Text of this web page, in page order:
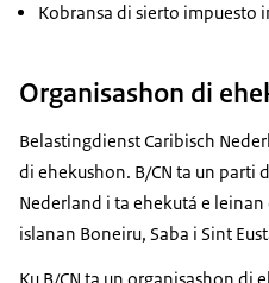
Kobransa di sierto impuesto
Organisashon di
Belastingdienst Caribisch
di ehekushon. B/CN ta un parti
Nederland i ta ehekutá e
islanan Boneiru, Saba i Sint
Ku B/CN ta un organisashon di